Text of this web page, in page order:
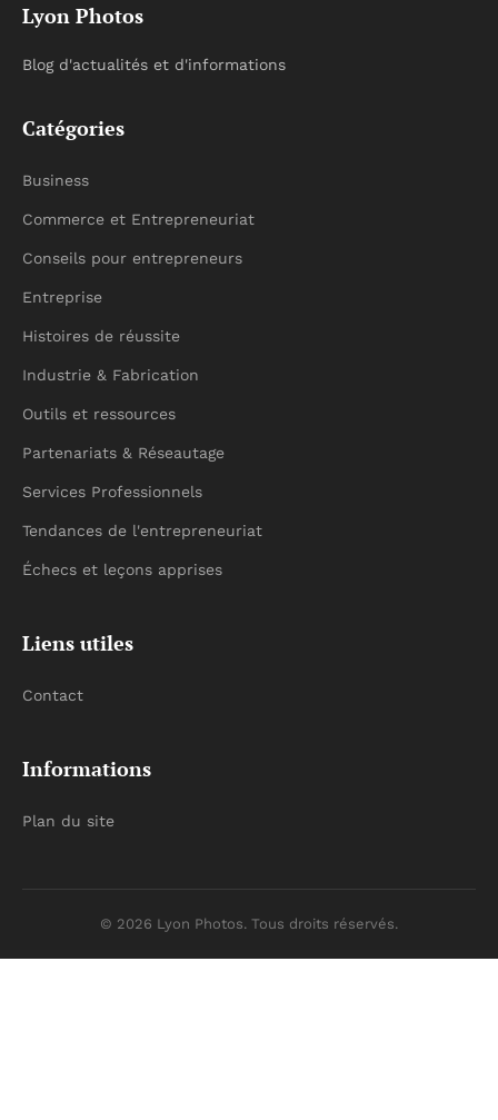
Lyon Photos
Blog d'actualités et d'informations
Catégories
Business
Commerce et Entrepreneuriat
Conseils pour entrepreneurs
Entreprise
Histoires de réussite
Industrie & Fabrication
Outils et ressources
Partenariats & Réseautage
Services Professionnels
Tendances de l'entrepreneuriat
Échecs et leçons apprises
Liens utiles
Contact
Informations
Plan du site
© 2026 Lyon Photos. Tous droits réservés.